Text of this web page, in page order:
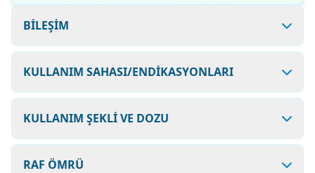
BİLEŞİM
KULLANIM SAHASI/ENDİKASYONLARI
KULLANIM ŞEKLİ VE DOZU
RAF ÖMRÜ